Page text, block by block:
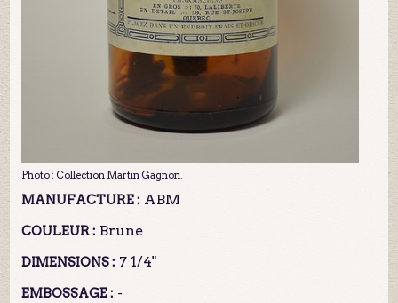
Photo : Collection Martin Gagnon.
MANUFACTURE : ABM
COULEUR : Brune
DIMENSIONS : 7 1/4"
EMBOSSAGE : -